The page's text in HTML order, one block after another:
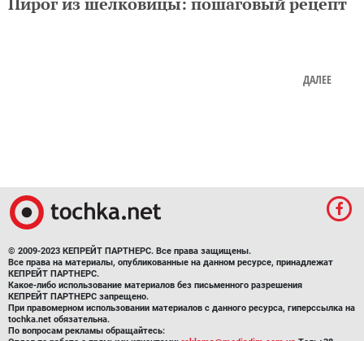
Все права на материалы, опубликованные на данном ресурсе, принадлежат
КЕПРЕЙТ ПАРТНЕРС.
Какое-либо использование материалов без письменного разрешения
КЕПРЕЙТ ПАРТНЕРС запрещено.
При правомерном использовании материалов с данного ресурса, гиперссылка на
tochka.net обязательна.
По вопросам рекламы обращайтесь:
Отдел по работе с прямыми клиентами:
(044) 207-33-05, +38 (044) 207-97-00